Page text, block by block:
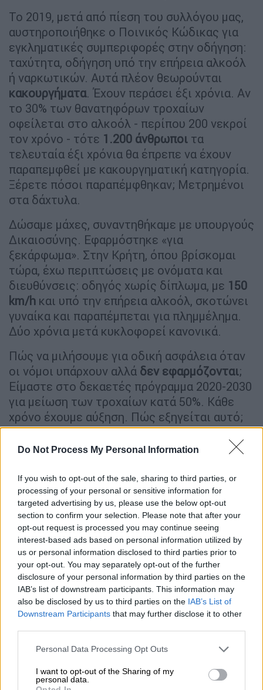
Do Not Process My Personal Information
If you wish to opt-out of the sale, sharing to third parties, or
processing of your personal or sensitive information for
targeted advertising by us, please use the below opt-out
section to confirm your selection. Please note that after your
opt-out request is processed you may continue seeing
interest-based ads based on personal information utilized by
us or personal information disclosed to third parties prior to
your opt-out. You may separately opt-out of the further
disclosure of your personal information by third parties on the
IAB’s list of downstream participants. This information may
also be disclosed by us to third parties on the IAB’s List of
Downstream Participants that may further disclose it to other
Please note that this website/app uses one or more Google
not limited to your visit or usage behaviour. You may click to
grant or deny consent to Google and its third-party tags to
Personal Data Processing Opt Outs
I want to opt-out of the Sharing of my
personal data.
Το 2019, μετά από πίεση του συλλόγου μας,
αυστηροποιήθηκε ο Ποινικός Κώδικας για
εγκληματικές συμπεριφορές στην οδήγηση:
ταχύτητα, οδήγηση υπό την επήρεια αλκοόλ
ή ναρκωτικών. Αυτά πλέον θεωρούνται
κακουργήματα. Έχουν περάσει έξι χρόνια. Αν
το 30% των θανατηφόρων τροχαίων
οφείλεται στο αλκοόλ - περίπου 200 νεκροί
τον χρόνο - τότε 1.200 άνθρωποι τα
τελευταία έξι χρόνια θα έπρεπε να έχουν
παραπεμφθεί με κακουργηματική κατηγορία.
Ξέρετε πόσοι παραπέμφθηκαν; Μετρημένοι
στα δάχτυλα.
Δώσαμε μάχες, συναντηθήκαμε με υπουργούς
Δικαιοσύνης. Εφαρμόστηκε «για
ξεκάρφωμα». Στην Κρήτη, όπου βρίσκομαι
τώρα, έχω περιπτώσεις με ονόματα και
διευθύνσεις: οδηγός χωρίς δίπλωμα, με 150
km/h και υπό την επήρεια αλκοόλ, σκοτώνει
γυναίκα και παραπέμπεται για πλημμέλημα.
Δύο χρόνια μετά κυκλοφορεί κανονικά.
Πώς να μιλήσουμε για οδική ασφάλεια όταν
οι νόμοι υπάρχουν αλλά δεν εφαρμόζονται;
Είμαστε στο δεκαετές πρόγραμμα 2020-2030
για μείωση των τροχαίων κατά 50%. Κάθε
χρόνο έχουμε αύξηση. Πώς εξηγείται αυτό;
Οι περισσότερες παρασύρσεις πεζών και
βαριά τροχαία συμβαίνουν πλέον μέσα
στον
αστικό ιστό
. Ζητήσαμε καθολικό όριο
km/hστις πόλεις και τα χωριά. Τελικά
εφαρμόστηκε περίπου στο50%του οδικού
δικτύου. Αλλά πάλι: ποιος θα το ελέγξει;
Ποιος θα το εφαρμόσει;
Οι υποδομές, ειδικά στην περιφέρεια, είναι
δεκαετίας ’50 - ’60. Ο αριθμός των οχημάτων
έχει εκτοξευθεί. Ανοίγεις την πόρτα του
σπιτιού σου στο χωριό και βρίσκεσαι
κατευθείαν στον δρόμο με μηχανάκια και
αυτοκίνητα που περνούν με60 km/h. Κάτω
από αυτές τις συνθήκες πώς να μειωθούν τα